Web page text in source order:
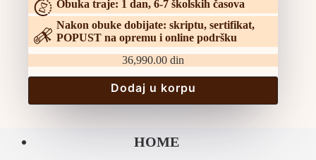
Obuka traje: 1 dan, 6-7 školskih časova
Nakon obuke dobijate: skriptu, sertifikat,
POPUST na opremu i online podršku
36,990.00din
Dodaj u korpu
HOME